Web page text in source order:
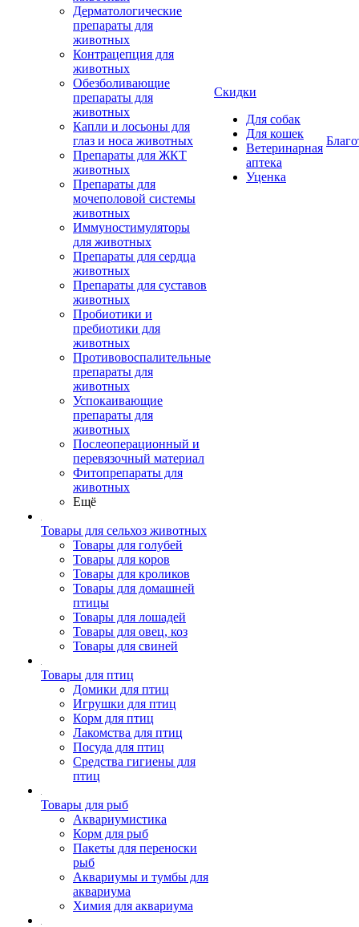
Дерматологические
препараты для
животных
Контрацепция для
животных
Обезболивающие
препараты для
животных
Капли и лосьоны для
глаз и носа животных
Препараты для ЖКТ
животных
Препараты для
мочеполовой системы
животных
Иммуностимуляторы
для животных
Препараты для сердца
животных
Препараты для суставов
животных
Пробиотики и
пребиотики для
животных
Противовоспалительные
препараты для
животных
Успокаивающие
препараты для
животных
Послеоперационный и
перевязочный материал
Фитопрепараты для
животных
Ещё
Товары для сельхоз животных
Товары для голубей
Товары для коров
Товары для кроликов
Товары для домашней
птицы
Товары для лошадей
Товары для овец, коз
Товары для свиней
Товары для птиц
Домики для птиц
Игрушки для птиц
Корм для птиц
Лакомства для птиц
Посуда для птиц
Средства гигиены для
птиц
Товары для рыб
Аквариумистика
Корм для рыб
Пакеты для переноски
рыб
Аквариумы и тумбы для
аквариума
Химия для аквариума
Скидки
Для собак
Для кошек
Ветеринарная
аптека
Уценка